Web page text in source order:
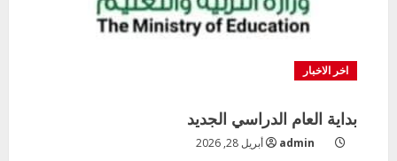
اخر الاخبار
بداية العام الدراسي الجديد
admin أبريل 28, 2026